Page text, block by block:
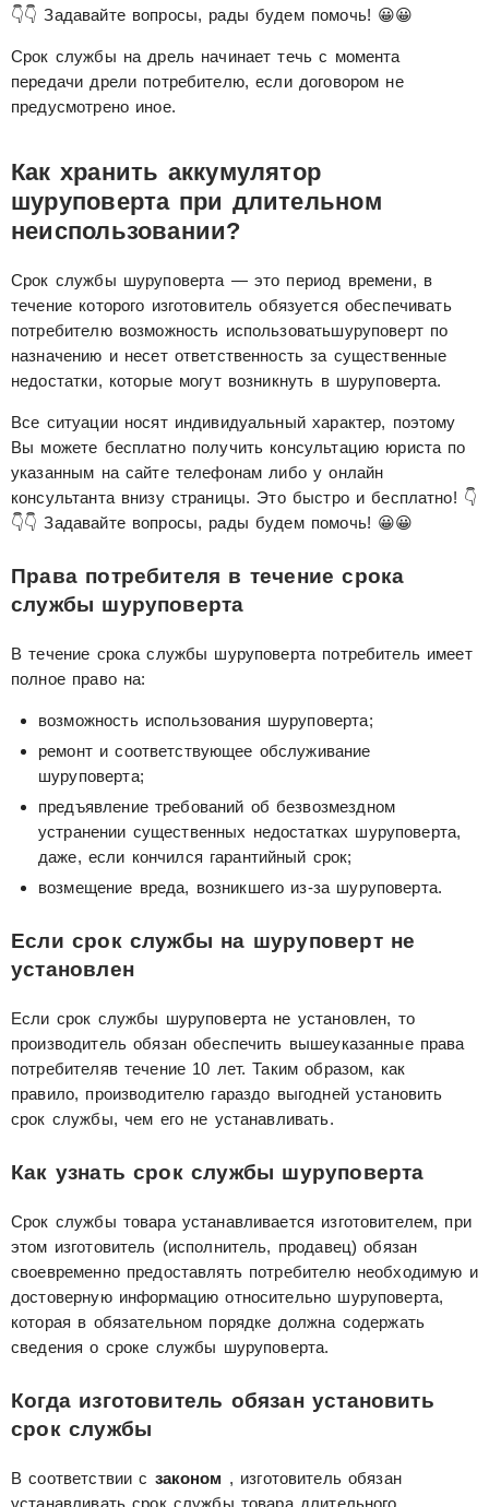
👇👇 Задавайте вопросы, рады будем помочь! 😀😀
Срок службы на дрель начинает течь с момента
передачи дрели потребителю, если договором не
предусмотрено иное.
Как хранить аккумулятор
шуруповерта при длительном
неиспользовании?
Срок службы шуруповерта — это период времени, в
течение которого изготовитель обязуется обеспечивать
потребителю возможность использоватьшуруповерт по
назначению и несет ответственность за существенные
недостатки, которые могут возникнуть в шуруповерта.
Все ситуации носят индивидуальный характер, поэтому
Вы можете бесплатно получить консультацию юриста по
указанным на сайте телефонам либо у онлайн
консультанта внизу страницы. Это быстро и бесплатно! 👇
👇👇 Задавайте вопросы, рады будем помочь! 😀😀
Права потребителя в течение срока
службы шуруповерта
В течение срока службы шуруповерта потребитель имеет
полное право на:
возможность использования шуруповерта;
ремонт и соответствующее обслуживание
шуруповерта;
предъявление требований об безвозмездном
устранении существенных недостатках шуруповерта,
даже, если кончился гарантийный срок;
возмещение вреда, возникшего из-за шуруповерта.
Если срок службы на шуруповерт не
установлен
Если срок службы шуруповерта не установлен, то
производитель обязан обеспечить вышеуказанные права
потребителяв течение 10 лет. Таким образом, как
правило, производителю гараздо выгодней установить
срок службы, чем его не устанавливать.
Как узнать срок службы шуруповерта
Срок службы товара устанавливается изготовителем, при
этом изготовитель (исполнитель, продавец) обязан
своевременно предоставлять потребителю необходимую и
достоверную информацию относительно шуруповерта,
которая в обязательном порядке должна содержать
сведения о сроке службы шуруповерта.
Когда изготовитель обязан установить
срок службы
В соответствии с законом , изготовитель обязан
устанавливать срок службы товара длительного